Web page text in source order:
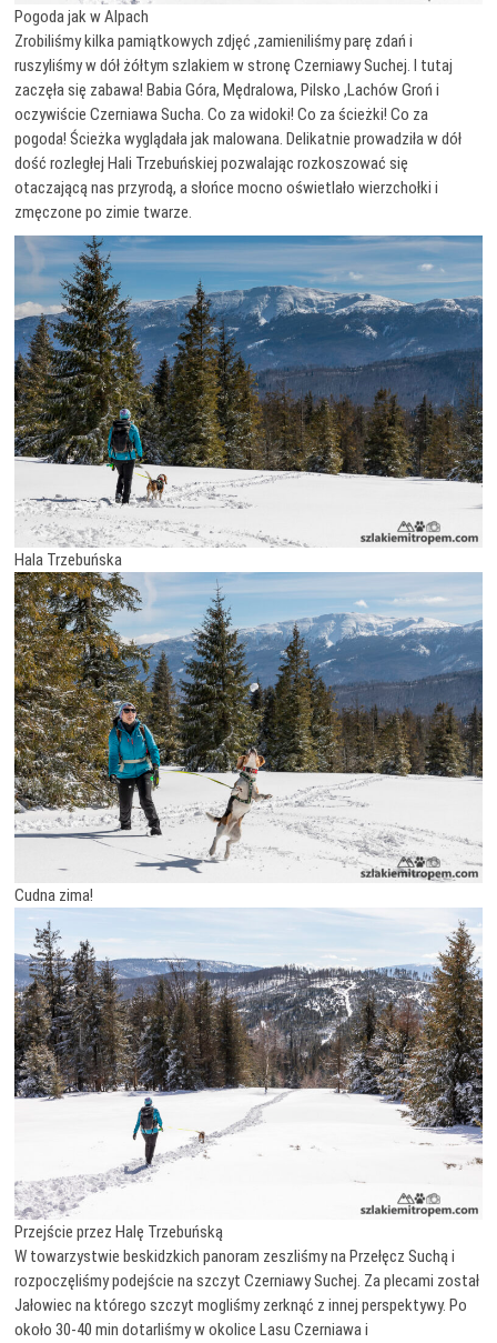
Pogoda jak w Alpach
Zrobiliśmy kilka pamiątkowych zdjęć ,zamieniliśmy parę zdań i
ruszyliśmy w dół żółtym szlakiem w stronę Czerniawy Suchej. I tutaj
zaczęła się zabawa! Babia Góra, Mędralowa, Pilsko ,Lachów Groń i
oczywiście Czerniawa Sucha. Co za widoki! Co za ścieżki! Co za
pogoda! Ścieżka wyglądała jak malowana. Delikatnie prowadziła w dół
dość rozległej Hali Trzebuńskiej pozwalając rozkoszować się
otaczającą nas przyrodą, a słońce mocno oświetlało wierzchołki i
zmęczone po zimie twarze.
Hala Trzebuńska
Cudna zima!
Przejście przez Halę Trzebuńską
W towarzystwie beskidzkich panoram zeszliśmy na Przełęcz Suchą i
rozpoczęliśmy podejście na szczyt Czerniawy Suchej. Za plecami został
Jałowiec na którego szczyt mogliśmy zerknąć z innej perspektywy. Po
około 30-40 min dotarliśmy w okolice Lasu Czerniawa i